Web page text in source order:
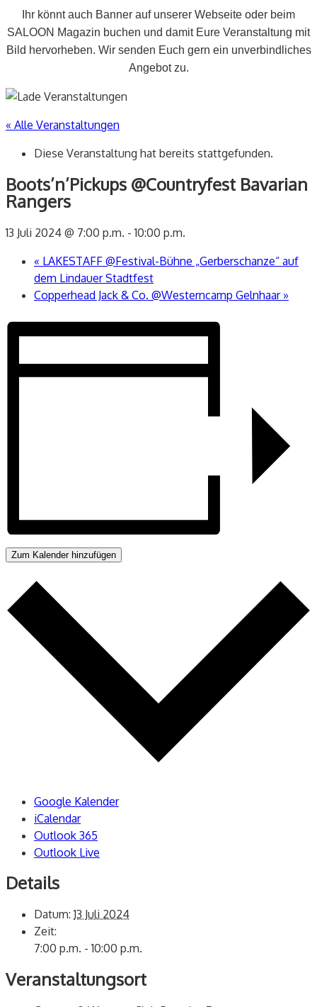
Ihr könnt auch Banner auf unserer Webseite oder beim
SALOON Magazin buchen und damit Eure Veranstaltung mit
Bild hervorheben. Wir senden Euch gern ein unverbindliches
Angebot zu.
« Alle Veranstaltungen
Diese Veranstaltung hat bereits stattgefunden.
Boots’n’Pickups @Countryfest Bavarian
Rangers
13 Juli 2024 @ 7:00 p.m. -10:00 p.m.
« LAKESTAFF @Festival-Bühne „Gerberschanze“ auf
dem Lindauer Stadtfest
Copperhead Jack & Co. @Westerncamp Gelnhaar »
Zum Kalender hinzufügen
Google Kalender
iCalendar
Outlook 365
Outlook Live
Details
Datum: 13 Juli 2024
Zeit:
7:00 p.m. - 10:00 p.m.
Veranstaltungsort